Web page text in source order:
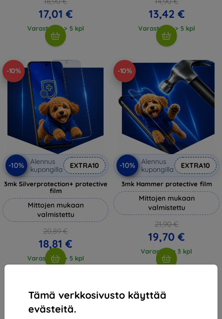
Tämä verkkosivusto käyttää
evästeitä.
17,01 €
Varastossa > 5 kpl
13,42 €
Varastossa > 5 kpl
-10%
-10%
Alennus
kupongilla
EXTRA10
3mk Silverprotection+ protective
film
Mittojen mukaan
valmistettu
20,89 €
18,81 €
Varastossa > 5 kpl
-10%
-10%
Alennus
kupongilla
EXTRA10
3mk Hammer protective film
Mittojen mukaan
valmistettu
21,90 €
19,70 €
Varastossa 3 kpl
yhteensä .